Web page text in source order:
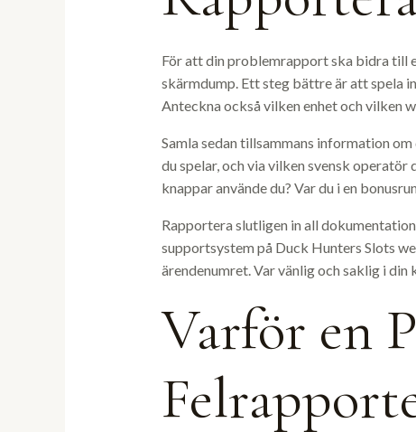
För att din problemrapport ska bidra till
skärmdump. Ett steg bättre är att spela
Anteckna också vilken enhet och vilken
Samla sedan tillsammans information
du spelar, och via vilken svensk
knappar använde du? Var du i en
Rapportera slutligen in all
supportsystem på Duck Hunters Slots
ärendenumret. Var vänlig och saklig i
Varför en